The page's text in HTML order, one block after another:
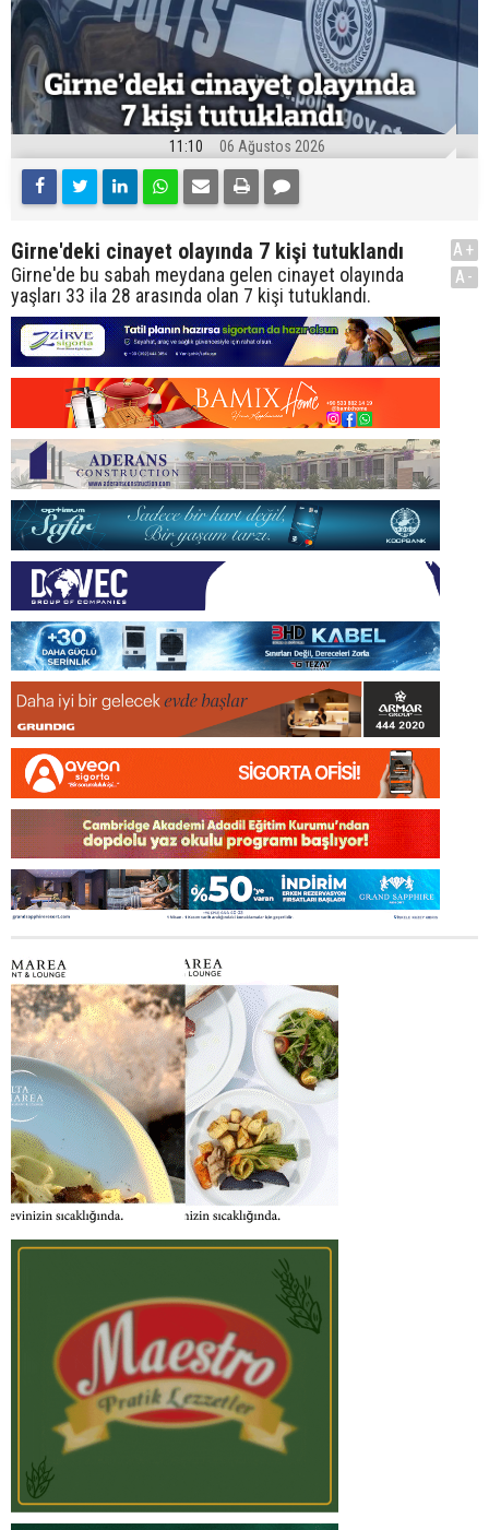
11:10 06 Ağustos 2026
Girne'deki cinayet olayında 7 kişi tutuklandı
Girne'de bu sabah meydana gelen cinayet olayında
yaşları 33 ila 28 arasında olan 7 kişi tutuklandı.
A+
A-